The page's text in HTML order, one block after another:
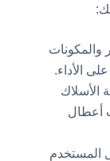
والمكونات
الأداء.
الأسلاك
أعطال
المستخدم